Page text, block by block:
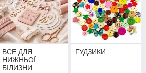
ВСЕ ДЛЯ
НИЖНЬОЇ
БІЛИЗНИ
ГУДЗИКИ